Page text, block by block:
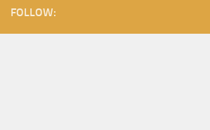
FOLLOW: